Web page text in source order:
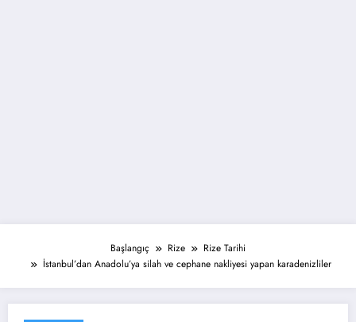
Başlangıç Rize
Rize Tarihi
İstanbul’dan Anadolu’ya silah ve cephane nakliyesi yapan karadenizliler